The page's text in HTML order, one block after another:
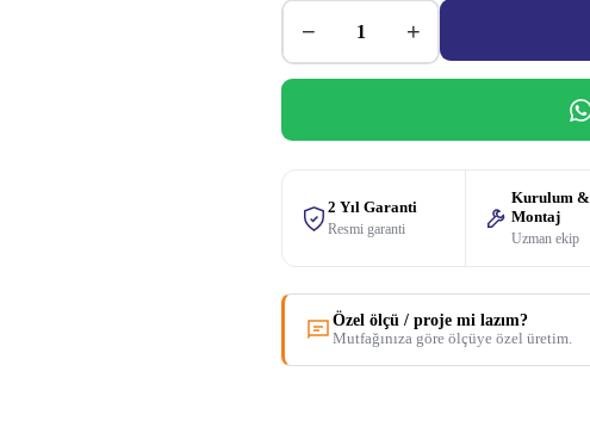
− +
2 Yıl Garanti
Resmi garanti
Kurulum &
Montaj
Uzman ekip
Özel ölçü / proje mi lazım?
Mutfağınıza göre ölçüye özel üretim.